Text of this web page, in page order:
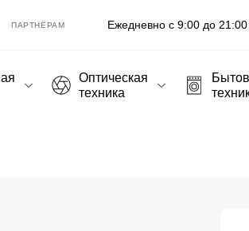
ПАРТНЁРАМ Ежедневно с 9:00 до 21:00
Оптическая
техника